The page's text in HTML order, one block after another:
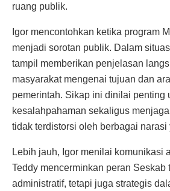
ruang publik.
Igor mencontohkan ketika program
menjadi sorotan publik. Dalam
tampil memberikan penjelasan
masyarakat mengenai tujuan dan
pemerintah. Sikap ini dinilai penting
kesalahpahaman sekaligus
tidak terdistorsi oleh berbagai narasi
Lebih jauh, Igor menilai komunikasi
Teddy mencerminkan peran Seskab
administratif, tetapi juga strategis